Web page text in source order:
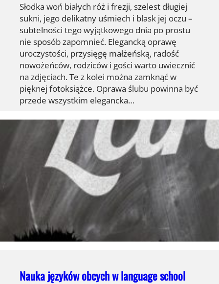
Słodka woń białych róż i frezji, szelest długiej
sukni, jego delikatny uśmiech i blask jej oczu –
subtelności tego wyjątkowego dnia po prostu
nie sposób zapomnieć. Elegancką oprawę
uroczystości, przysięgę małżeńską, radość
nowożeńców, rodziców i gości warto uwiecznić
na zdjęciach. Te z kolei można zamknąć w
pięknej fotoksiążce. Oprawa ślubu powinna być
przede wszystkim elegancka…
Nauka języków obcych w language school